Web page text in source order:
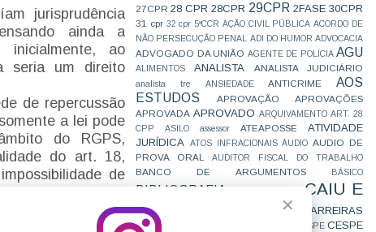
✕
jurisprudência
ainda a
inicialmente, ao
seria um direito
de repercussão
a lei pode
do RGPS,
do art. 18,
de
em atenção ao
do sistema
27CPR 28 CPR 28CPR 29CPR 2FASE 30CPR
31 cpr 32 cpr 5ªCCR AÇÃO CIVIL PÚBLICA ACORDO DE
NÃO PERSECUÇÃO PENAL
ADI DO HUMOR ADVOCACIA
ADVOGADO DA UNIÃO AGENTE DE POLÍCIA AGU
ALIMENTOS ANALISTA ANALISTA JUDICIÁRIO
analista tre ANSIEDADE ANTICRIME
AOS
ESTUDOS
APROVAÇÃO
APROVAÇÕES
APROVADA APROVADO ARQUIVAMENTO ART. 28
CPP
ASILO assessor ATEAPOSSE
ATIVIDADE
JURÍDICA
ATOS INFRACIONAIS ÁUDIO AUDIO DE
PROVA ORAL
AUDITOR FISCAL DO TRABALHO
BANCO DE ARGUMENTOS BÁSICO
BIBLIOGRAFIA
CAIU E
VAI CAIR
CARREIRAS
CARREIRAS
JURÍDICAS
CEBRASPE CESPE